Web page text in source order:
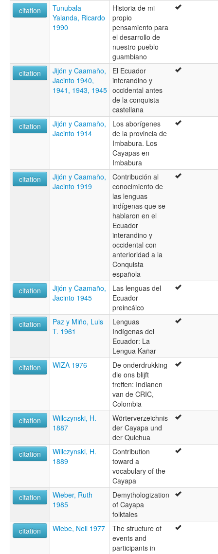
citation
Tunubala
Yalanda, Ricardo
1990
Historia de mi
propio
pensamiento para
el desarrollo de
nuestro pueblo
guambiano
citation
Jijón y Caamaño,
Jacinto 1940,
1941, 1943, 1945
El Ecuador
interandino y
occidental antes
de la conquista
castellana
citation
Jijón y Caamaño,
Jacinto 1914
Los aborígenes
de la provincia de
Imbabura. Los
Cayapas en
Imbabura
citation
Jijón y Caamaño,
Jacinto 1919
Contribución al
conocimiento de
las lenguas
indígenas que se
hablaron en el
Ecuador
interandino y
occidental con
anterioridad a la
Conquista
española
citation
Jijón y Caamaño,
Jacinto 1945
Las lenguas del
Ecuador
preincáico
citation
Paz y Miño, Luis
T. 1961
Lenguas
Indígenas del
Ecuador: La
Lengua Kañar
citation
WIZA 1976
De onderdrukking
die ons blijft
treffen: Indianen
van de CRIC,
Colombia
citation
Willczynski, H.
1887
Wörterverzeichnis
der Cayapa und
der Quichua
citation
Willczynski, H.
1889
Contribution
toward a
vocabulary of the
Cayapa
citation
Wieber, Ruth
1985
Demythologization
of Cayapa
folktales
citation
Wiebe, Neil 1977
The structure of
events and
participants in